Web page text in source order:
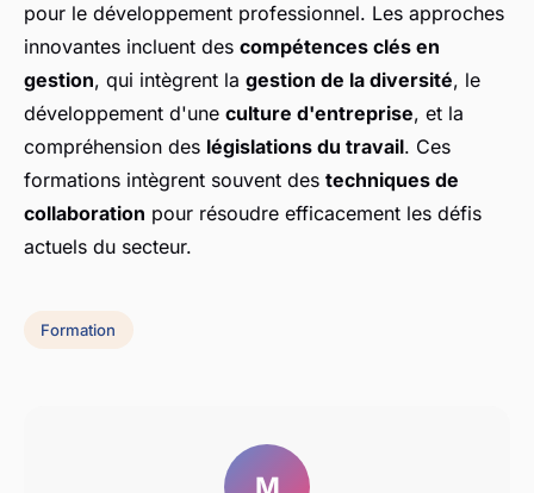
pour le développement professionnel. Les approches
innovantes incluent des compétences clés en
gestion, qui intègrent la gestion de la diversité, le
développement d'une culture d'entreprise, et la
compréhension des législations du travail. Ces
formations intègrent souvent des techniques de
collaboration pour résoudre efficacement les défis
actuels du secteur.
Formation
M